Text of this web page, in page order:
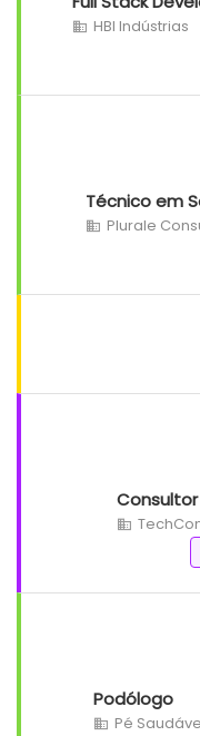
HBI Indústrias
Técnico em
Plurale
Podólogo
Pé